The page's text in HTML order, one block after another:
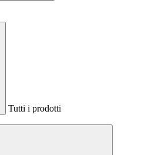
Tutti i prodotti